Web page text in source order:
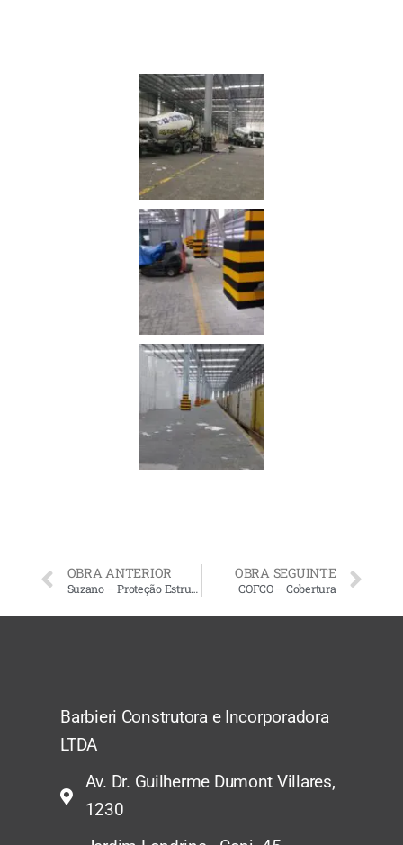
OBRA ANTERIOR
Suzano – Proteção Estrutural
OBRA SEGUINTE
COFCO – Cobertura
Barbieri Construtora e Incorporadora
LTDA
Av. Dr. Guilherme Dumont Villares,
1230